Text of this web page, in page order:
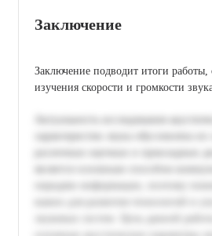
Заключение
Заключение подводит итоги
изучения скорости и громкости